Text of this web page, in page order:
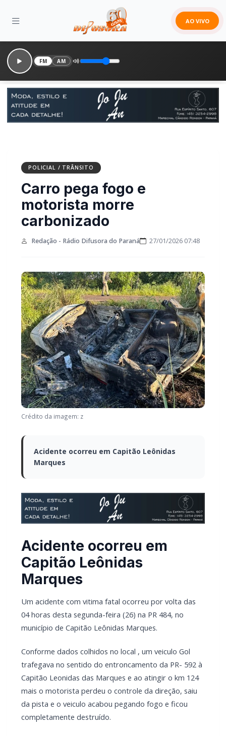
AO VIVO
FM AM
POLICIAL / TRÂNSITO
Carro pega fogo e
motorista morre
carbonizado
Redação - Rádio Difusora do Paraná 27/01/2026 07:48
Crédito da imagem: z
Acidente ocorreu em Capitão Leônidas
Marques
Acidente ocorreu em
Capitão Leônidas
Um acidente com vitima fatal ocorreu por volta das
04 horas desta segunda-feira (26) na PR 484, no
município de Capitão Leônidas Marques.
Conforme dados colhidos no local , um veiculo Gol
trafegava no sentido do entroncamento da PR- 592 à
Capitão Leonidas das Marques e ao atingir o km 124
completamente destruído.
O condutor, de identidade e idade não apurados,
morreu no local.